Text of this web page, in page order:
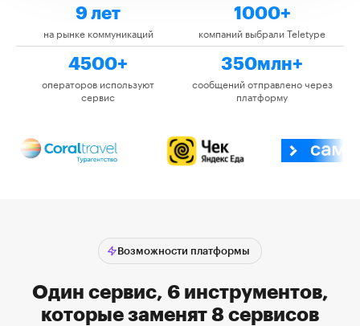
9 лет
на рынке коммуникаций
1000+
компаний выбрали Teletype
4500+
операторов используют
сервис
350млн+
сообщений отправлено через
платформу
Возможности платформы
Один сервис, 6 инструментов,
которые заменят 8 сервисов